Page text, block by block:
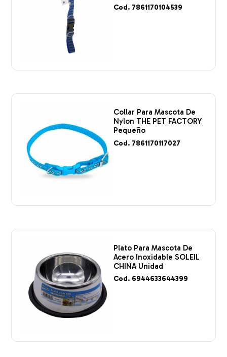
Cod. 7861170104539
Collar Para Mascota De
Nylon THE PET FACTORY
Pequeño
Cod. 7861170117027
Plato Para Mascota De
Acero Inoxidable SOLEIL
CHINA Unidad
Cod. 6944633644399